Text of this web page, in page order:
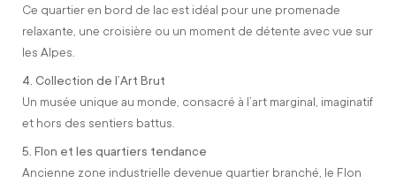
Ce quartier en bord de lac est idéal pour une promenade
relaxante, une croisière ou un moment de détente avec vue sur
les Alpes.
4. Collection de l’Art Brut
Un musée unique au monde, consacré à l’art marginal, imaginatif
et hors des sentiers battus.
5. Flon et les quartiers tendance
Ancienne zone industrielle devenue quartier branché, le Flon